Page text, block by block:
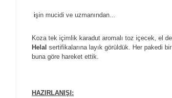
işin mucidi ve uzmanından...
Koza tek içimlik karadut aromalı toz içecek, el
Helal sertifikalarına layık görüldük. Her pakedi
buna göre hareket ettik.
HAZIRLANIŞI: